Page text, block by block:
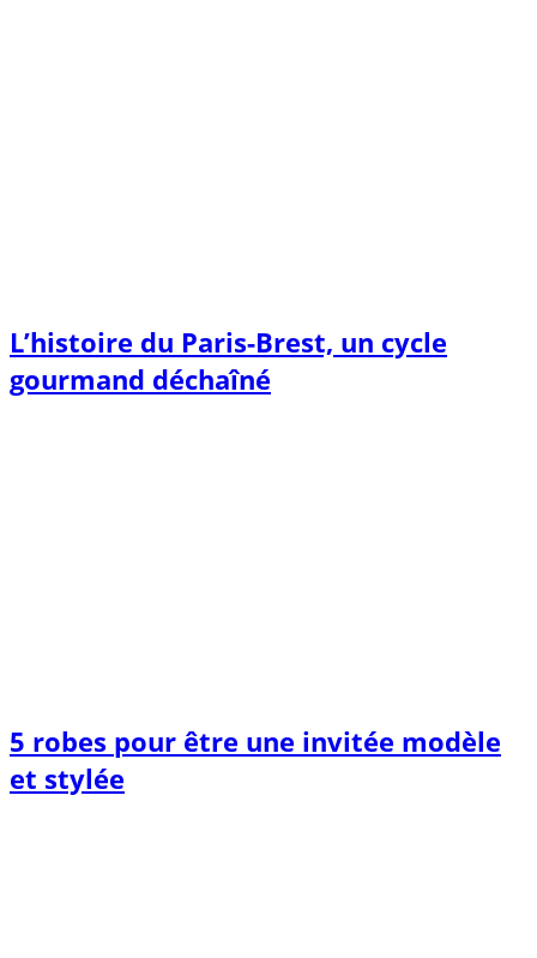
L’histoire du Paris-Brest, un cycle
gourmand déchaîné
5 robes pour être une invitée modèle
et stylée